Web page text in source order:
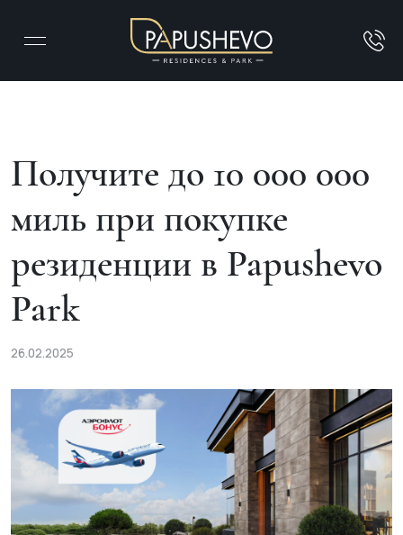
Получите до 10 000 000
миль при покупке
резиденции в Papushevo
Park
26.02.2025